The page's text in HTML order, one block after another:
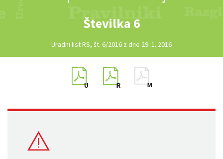
Številka 6
Uradni list RS, št. 6/2016 z dne 29. 1. 2016